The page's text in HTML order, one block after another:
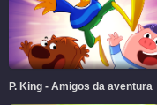
P. King - Amigos da aventura